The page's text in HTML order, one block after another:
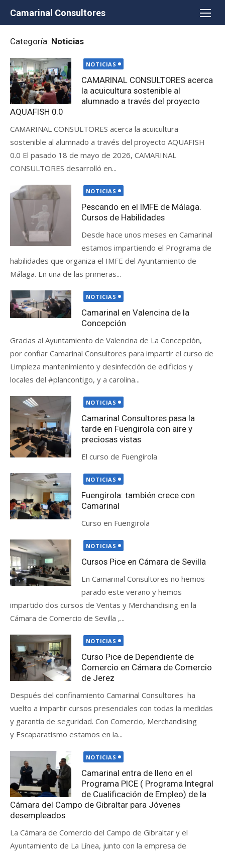
Camarinal Consultores
Categoría: Noticias
Publicada
el
NOTICIAS
CAMARINAL CONSULTORES acerca
la acuicultura sostenible al
alumnado a través del proyecto
AQUAFISH 0.0
CAMARINAL CONSULTORES acerca la acuicultura
sostenible al alumnado a través del proyecto AQUAFISH
0.0 El pasado 18 de mayo de 2026, CAMARINAL
CONSULTORES desarrolló en...
Publicada
el
NOTICIAS
Pescando en el IMFE de Málaga.
Cursos de Habilidades
Desde hace unos meses en Camarinal
estamos impartiendo el Programa de
habilidades que organiza el IMFE del Ayuntamiento de
Málaga. En una de las primeras...
Publicada
el
NOTICIAS
Camarinal en Valencina de la
Concepción
Gracias al Ayuntamiento de Valencina de La Concepción,
por confiar Camarinal Consultores para impartir el curso de
Limpieza mantenimiento y desinfección de edificios y
locales del #plancontigo, y a carolina...
Publicada
el
NOTICIAS
Camarinal Consultores pasa la
tarde en Fuengirola con aire y
preciosas vistas
El curso de Fuengirola
Publicada
el
NOTICIAS
Fuengirola: también crece con
Camarinal
Curso en Fuengirola
Publicada
el
NOTICIAS
Cursos Pice en Cámara de Sevilla
En Camarinal Consultores no hemos
parado este verano y hemos
impartido dos cursos de Ventas y Merchandising en la
Cámara de Comercio de Sevilla ,...
Publicada
el
NOTICIAS
Curso Pice de Dependiente de
Comercio en Cámara de Comercio
de Jerez
Después del confinamiento Camarinal Consultores ha
vuelto a impartir cursos presenciales con todas la medidas
y garantía de seguridad. Con Comercio, Merchandising
y Escaparatismo estamos en la...
Publicada
el
NOTICIAS
Camarinal entra de lleno en el
Programa PICE ( Programa Integral
de Cualificación de Empleo) de la
Cámara del Campo de Gibraltar para Jóvenes
desempleados
La Cámara de Comercio del Campo de Gibraltar y el
Ayuntamiento de La Línea, junto con la empresa de